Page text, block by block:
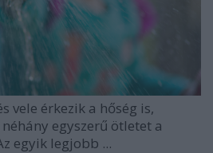
vele érkezik a hőség is,
egyszerű ötletet a
egyik legjobb ...